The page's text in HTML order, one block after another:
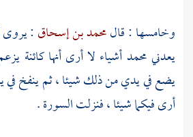
وخامسها : قالمحمد بن إسحاق :
يعدنيمحمدأشياء لا أرى أنها كائنة
يضع في يدي من ذلك شيئا ، ثم ينفخ في
أرى فيكما شيئا ، فنزلت السورة .